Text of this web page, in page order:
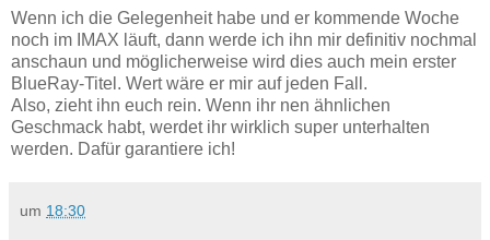
Wenn ich die Gelegenheit habe und er kommende Woche
noch im IMAX läuft, dann werde ich ihn mir definitiv nochmal
anschaun und möglicherweise wird dies auch mein erster
BlueRay-Titel. Wert wäre er mir auf jeden Fall.
Also, zieht ihn euch rein. Wenn ihr nen ähnlichen
Geschmack habt, werdet ihr wirklich super unterhalten
werden. Dafür garantiere ich!
um 18:30